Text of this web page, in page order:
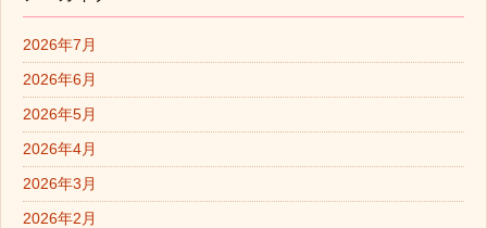
2026年7月
2026年6月
2026年5月
2026年4月
2026年3月
2026年2月